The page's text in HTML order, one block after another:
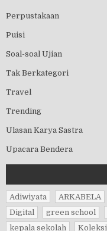
Perpustakaan
Puisi
Soal-soal Ujian
Tak Berkategori
Travel
Trending
Ulasan Karya Sastra
Upacara Bendera
Adiwiyata ARKABELA
Digital
green school
kepala sekolah
Koleksi